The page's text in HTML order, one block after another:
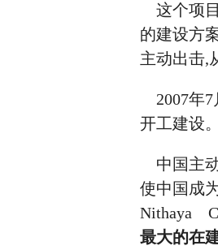
这个项目
的建设方
主动出击,
2007年7
开工建设。
中国主
使中国成
Nithaya
最大的在